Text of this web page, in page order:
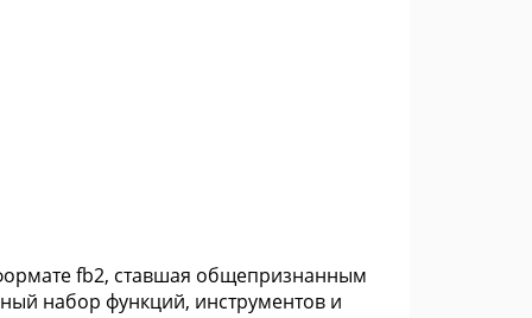
fb2, ставшая общепризнанным
набор функций, инструментов и